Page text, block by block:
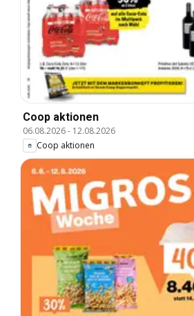
Coop aktionen
06.08.2026- 12.08.2026
Coop aktionen